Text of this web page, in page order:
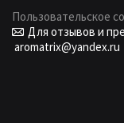
Пользовательское
Для отзывов и
aromatrix@yandex.ru